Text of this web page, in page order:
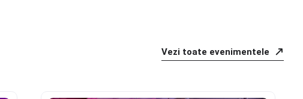
Vezi toate evenimentele